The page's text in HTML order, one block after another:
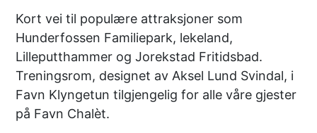
Kort vei til populære attraksjoner som
Hunderfossen Familiepark, lekeland,
Lilleputthammer og Jorekstad Fritidsbad.
Treningsrom, designet av Aksel Lund Svindal, i
Favn Klyngetun tilgjengelig for alle våre gjester
på Favn Chalèt.